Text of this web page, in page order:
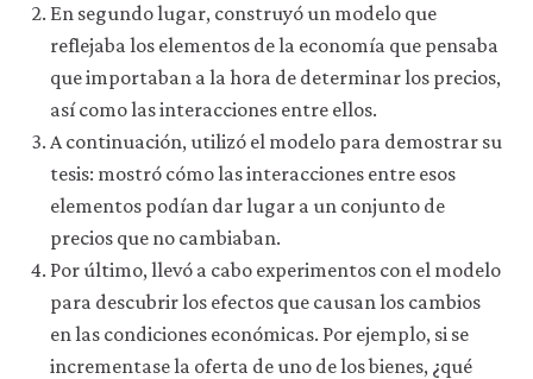
sobre
que
utilizamos,
nuestra
política
Aceptar
solo
cookies
necesarias
En segundo lugar, construyó un modelo que
reflejaba los elementos de la economía que pensaba
que importaban a la hora de determinar los precios,
así como las interacciones entre ellos.
A continuación, utilizó el modelo para demostrar su
tesis: mostró cómo las interacciones entre esos
elementos podían dar lugar a un conjunto de
precios que no cambiaban.
Por último, llevó a cabo experimentos con el modelo
para descubrir los efectos que causan los cambios
en las condiciones económicas. Por ejemplo, si se
incrementase la oferta de uno de los bienes, ¿qué